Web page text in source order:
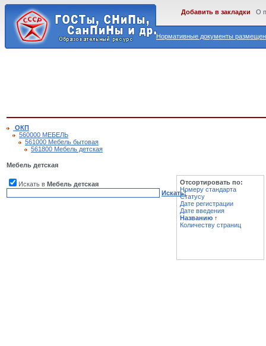
Нормативные документы
Добавить в закладки О
ОКП
560000 МЕБЕЛЬ
561000 Мебель бытовая
561800 Мебель детская
Мебель детская
Искать в Мебель детская
Искать!
Отсортировать по:
Номеру стандарта
Статусу
Дате регистрации
Дате введения
Названию ↑
Количеству страниц